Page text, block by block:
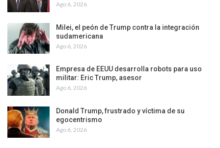
Ago 6, 2026
Milei, el peón de Trump contra la integración
sudamericana
Ago 6, 2026
Empresa de EEUU desarrolla robots para uso
militar: Eric Trump, asesor
Ago 6, 2026
Donald Trump, frustrado y víctima de su
egocentrismo
Ago 6, 2026